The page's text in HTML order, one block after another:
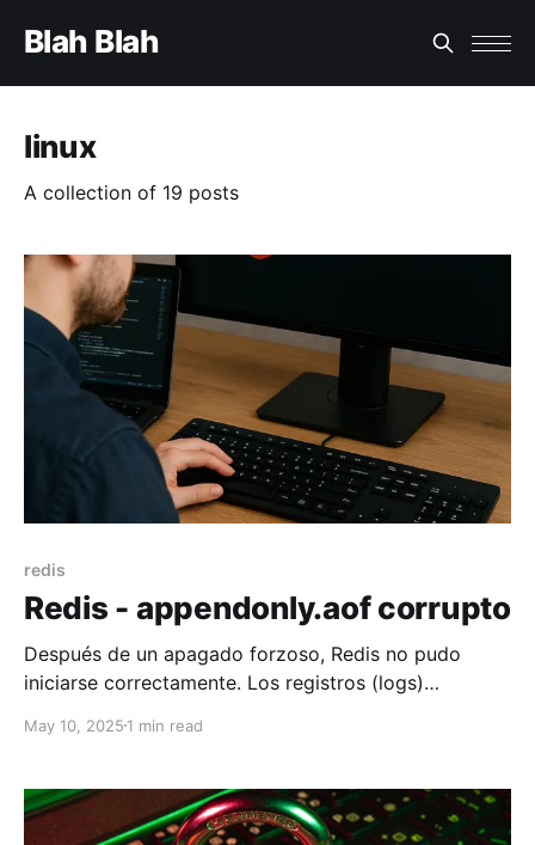
Blah Blah
linux
A collection of 19 posts
redis
Redis - appendonly.aof corrupto
Después de un apagado forzoso, Redis no pudo
iniciarse correctamente. Los registros (logs)
07:25:48.404 * DB loaded from base file
seconds\n","stream":"stdout","time":"2025-05-
10T07:25:48.404514303Z"} {"log":"1:
May 10, 2025 1 min read